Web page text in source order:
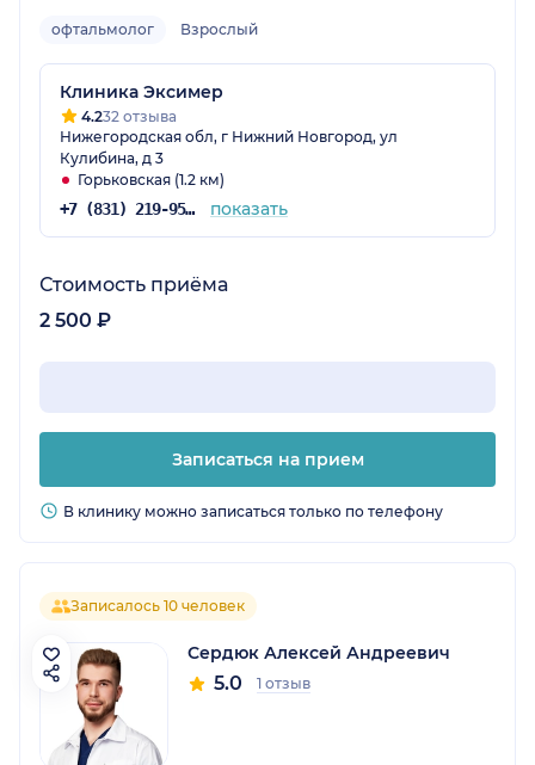
офтальмолог Взрослый
Клиника Эксимер
4.232 отзыва
Нижегородская обл, г Нижний Новгород, ул
Кулибина, д 3
Горьковская (1.2 км)
+7 (831) 219-95-03 показать
Стоимость приёма
2 500 ₽
Записаться на прием
В клинику можно записаться только по телефону
Записалось 10 человек
Сердюк Алексей Андреевич
5.0 1 отзыв